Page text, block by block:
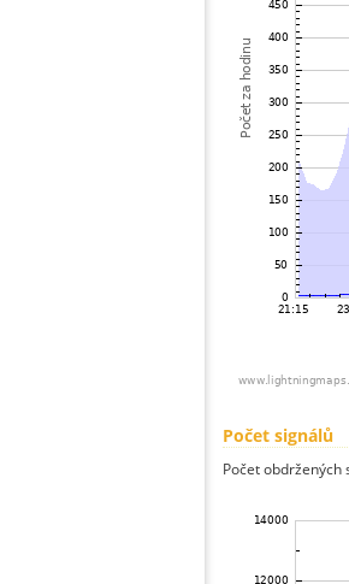
Počet signálů
Počet obdržených